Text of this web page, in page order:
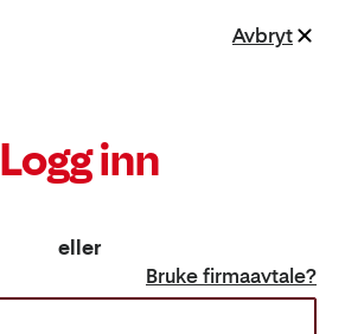
Logg inn
eller
Bruke firmaavtale?
Avbryt